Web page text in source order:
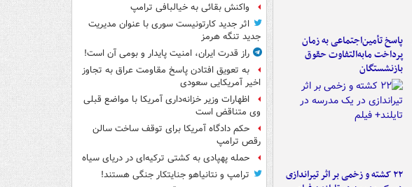
پاسخ تأمین‌اجتماعی به زمان
پرداخت مابه‌التفاوت حقوق
بازنشستگان
۲۲ کشته و زخمی بر اثر تیراندازی
واکنش بقائی به خیالبافی ترامپ
اثر جدید کارتونیست سوری با عنوان مدیریت
جدید تنگه هرمز
راز قدرت ایران، امنیت پایدار و بومی آن است!
به تعویق افتادن پاسخ مقاومت عراق به تجاوز
اخیر آمریکایی سعودی
اظهارات وزیر خزانه‌داری آمریکا با مواضع قبلی
وی متناقض است
حکم دادگاه آمریکا برای توقف ساخت سالن
رقص ترامپ
حمله پهپادی به کشتی ترکیه‌ای در دریای سیاه
ترامپ و نتانیاهو جنایتکار جنگی هستند!